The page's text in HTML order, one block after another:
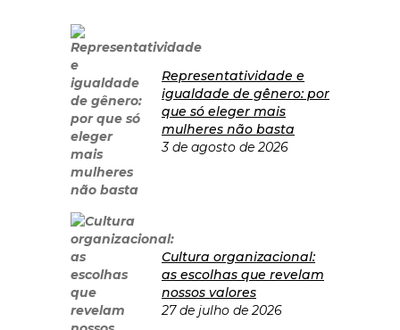
Representatividade e
igualdade de gênero: por
que só eleger mais
mulheres não basta
3 de agosto de 2026
Cultura organizacional:
as escolhas que revelam
nossos valores
27 de julho de 2026